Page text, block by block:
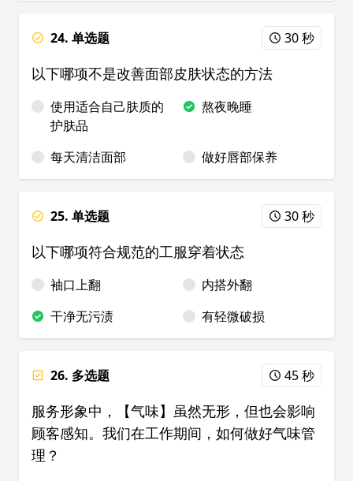
24. 单选题 30 秒
以下哪项不是改善面部皮肤状态的方法
使用适合自己肤质的
护肤品
熬夜晚睡
每天清洁面部 做好唇部保养
25. 单选题 30 秒
以下哪项符合规范的工服穿着状态
袖口上翻
内搭外翻
干净无污渍
有轻微破损
26. 多选题 45 秒
服务形象中，【气味】虽然无形，但也会影响
顾客感知。我们在工作期间，如何做好气味管
理？